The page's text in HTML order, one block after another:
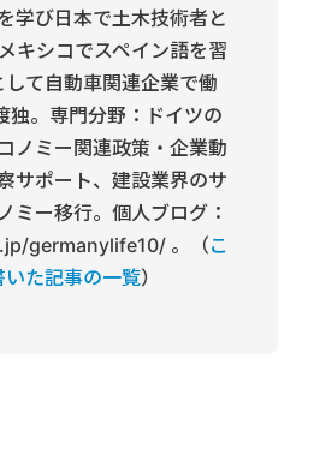
学び日本で土木技術者と
キシコでスペイン語を習
て自動車関連企業で働
独。専門分野：ドイツの
ノミー関連政策・企業動
サポート、建設業界のサ
ミー移行。個人ブログ：
germanylife10/ 。（こ
いた記事の一覧）